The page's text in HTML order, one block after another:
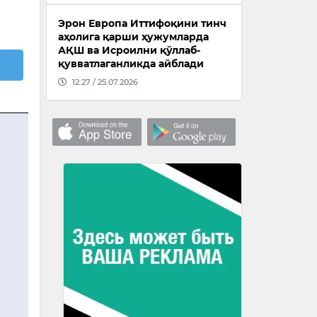
Эрон Европа Иттифоқини тинч
аҳолига қарши ҳужумларда
АҚШ ва Исроилни қўллаб-
қувватлаганликда айблади
12:27 / 25.07.2026